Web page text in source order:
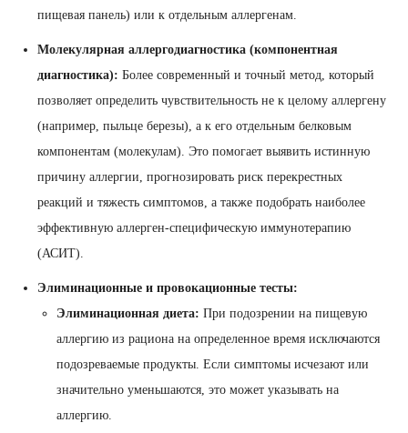
пищевая панель) или к отдельным аллергенам.
Молекулярная аллергодиагностика (компонентная
диагностика): Более современный и точный метод, который
позволяет определить чувствительность не к целому аллергену
(например, пыльце березы), а к его отдельным белковым
компонентам (молекулам). Это помогает выявить истинную
причину аллергии, прогнозировать риск перекрестных
реакций и тяжесть симптомов, а также подобрать наиболее
эффективную аллерген-специфическую иммунотерапию
(АСИТ).
Элиминационные и провокационные тесты:
Элиминационная диета: При подозрении на пищевую
аллергию из рациона на определенное время исключаются
подозреваемые продукты. Если симптомы исчезают или
значительно уменьшаются, это может указывать на
аллергию.